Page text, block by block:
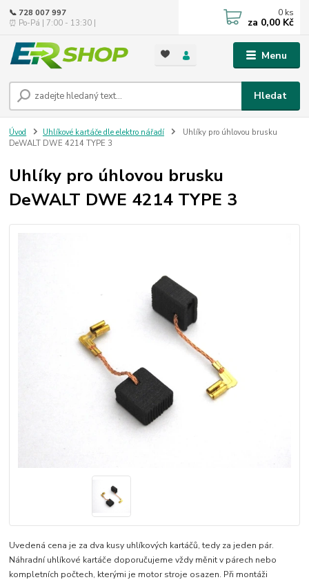
Menu
Hledat
📞 728 007 997
⏰ Po-Pá | 7:00 - 13:30 |
0 ks
za 0,00 Kč
Úvod Uhlíkové kartáče dle elektro nářadí
Uhlíky pro úhlovou brusku
DeWALT DWE 4214 TYPE 3
Uhlíky pro úhlovou brusku
DeWALT DWE 4214 TYPE 3
Uvedená cena je za dva kusy uhlíkových kartáčů, tedy za jeden pár.
Náhradní uhlíkové kartáče doporučujeme vždy měnit v párech nebo
kompletních počtech, kterými je motor stroje osazen. Při montáži